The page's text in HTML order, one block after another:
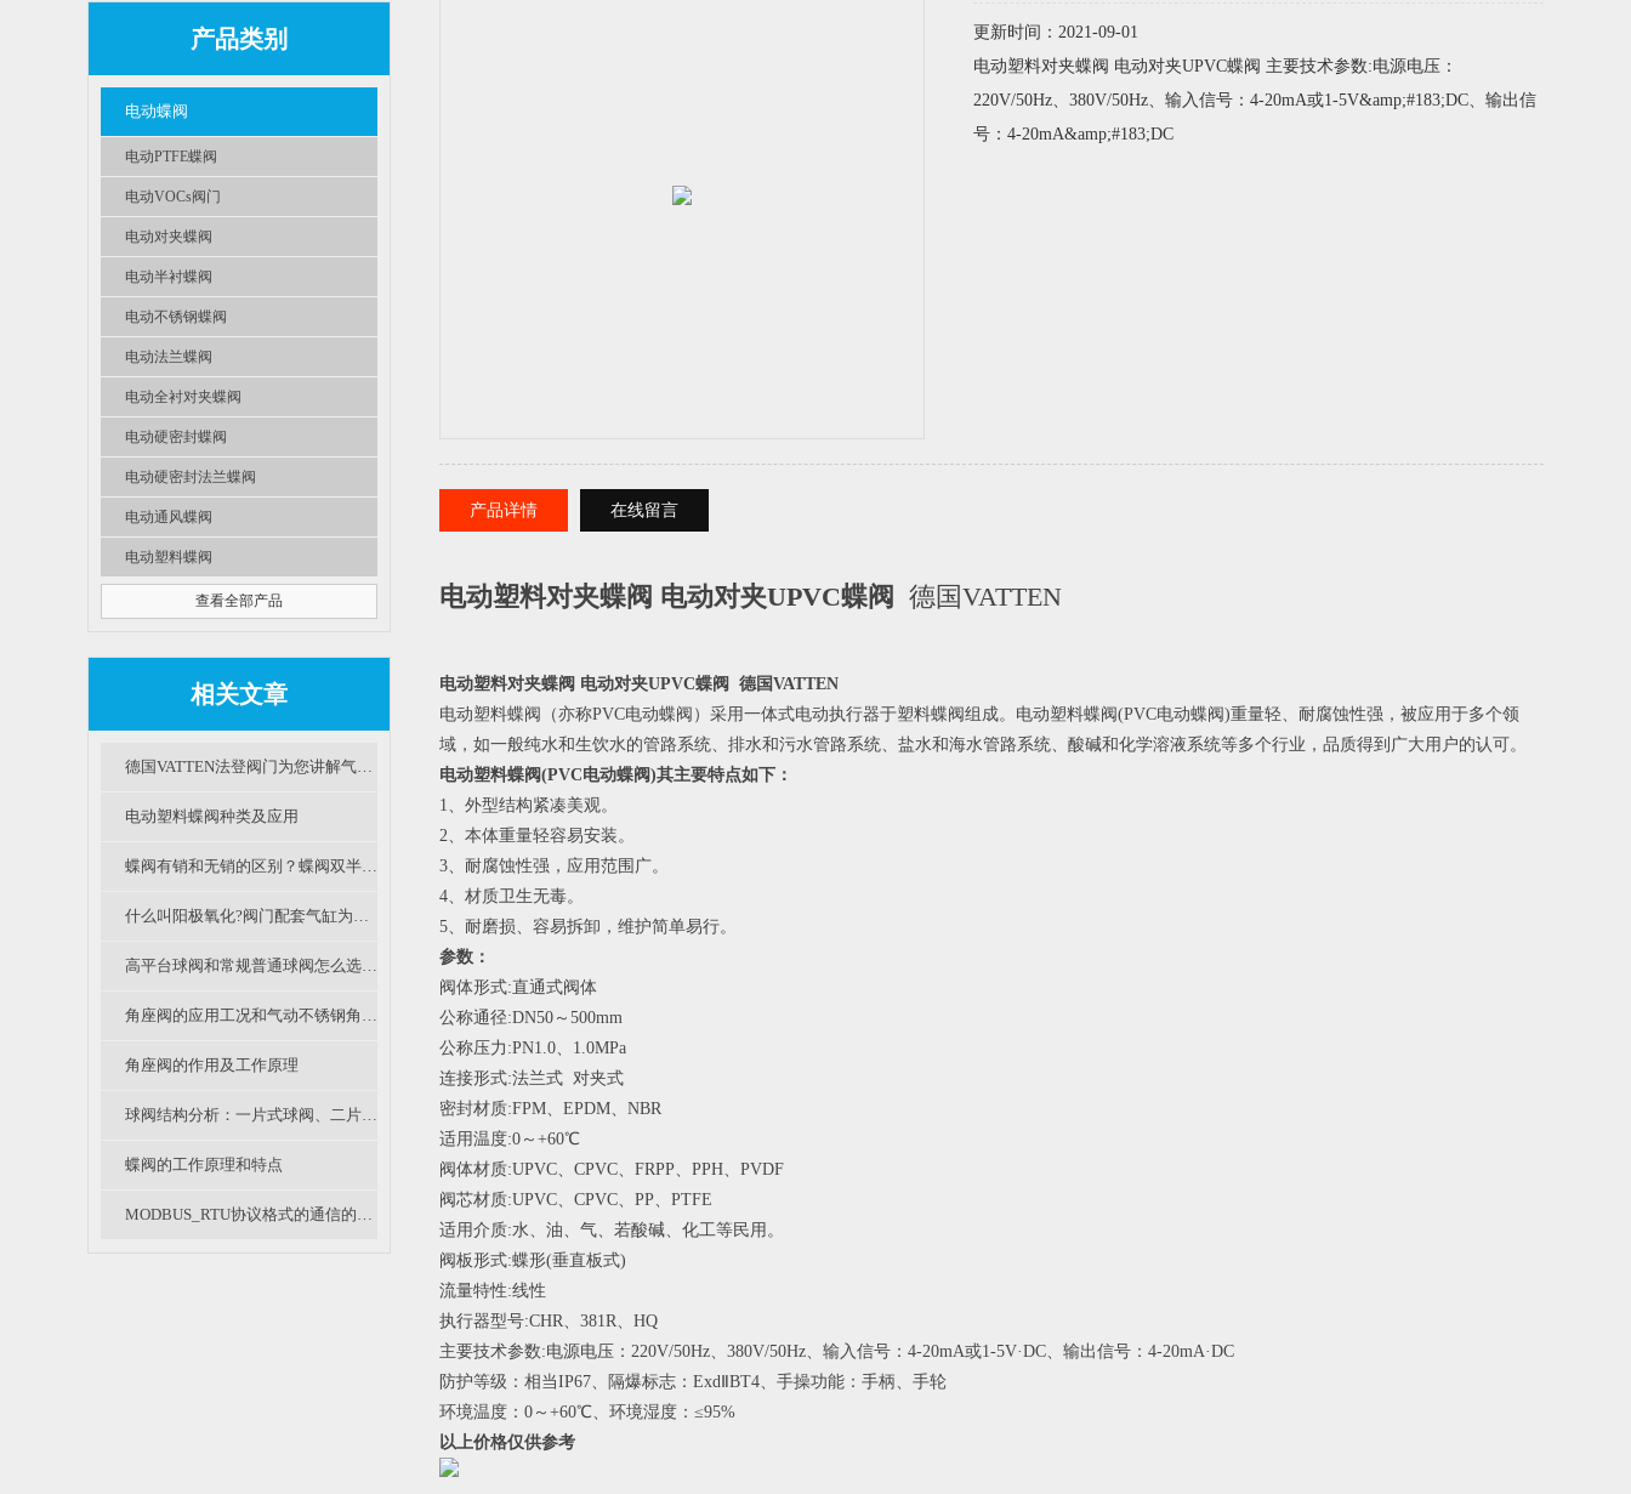
产品类别
电动蝶阀
电动PTFE蝶阀
电动VOCs阀门
电动对夹蝶阀
电动半衬蝶阀
电动不锈钢蝶阀
电动法兰蝶阀
电动全衬对夹蝶阀
电动硬密封蝶阀
电动硬密封法兰蝶阀
电动通风蝶阀
电动塑料蝶阀
查看全部产品
相关文章
德国VATTEN法登阀门为您讲解气动塑料蝶阀分类及选用
电动塑料蝶阀种类及应用
蝶阀有销和无销的区别？蝶阀双半轴和通轴的区别？
什么叫阳极氧化?阀门配套气缸为什么需要氧化处理？
高平台球阀和常规普通球阀怎么选？各有什么优缺点？
角座阀的应用工况和气动不锈钢角座阀结构特点
角座阀的作用及工作原理
球阀结构分析：一片式球阀、二片式球阀和三片式球阀的区别
蝶阀的工作原理和特点
MODBUS_RTU协议格式的通信的简单介绍
更新时间：2021-09-01
电动塑料对夹蝶阀 电动对夹UPVC蝶阀 主要技术参数:电源电压：
220V/50Hz、380V/50Hz、输入信号：4-20mA或1-5V&amp;#183;DC、输出信
号：4-20mA&amp;#183;DC
产品详情 在线留言
电动塑料对夹蝶阀 电动对夹UPVC蝶阀 德国VATTEN
电动塑料对夹蝶阀 电动对夹UPVC蝶阀
德国VATTEN
电动塑料蝶阀（亦称PVC电动蝶阀）采用一体式电动执行器于塑料蝶阀组成。电动塑料蝶阀(PVC电动蝶阀)重量轻、耐腐蚀性强，被应用于多个领
域，如一般纯水和生饮水的管路系统、排水和污水管路系统、盐水和海水管路系统、酸碱和化学溶液系统等多个行业，品质得到广大用户的认可。
电动塑料蝶阀(PVC电动蝶阀)其主要特点如下：
1、外型结构紧凑美观。
2、本体重量轻容易安装。
3、耐腐蚀性强，应用范围广。
4、材质卫生无毒。
5、耐磨损、容易拆卸，维护简单易行。
参数：
阀体形式:直通式阀体
公称通径:DN50～500mm
公称压力:PN1.0、1.0MPa
连接形式:法兰式  对夹式
密封材质:FPM、EPDM、NBR
适用温度:0～+60℃
阀体材质:UPVC、CPVC、FRPP、PPH、PVDF
阀芯材质:UPVC、CPVC、PP、PTFE
适用介质:水、油、气、若酸碱、化工等民用。
阀板形式:蝶形(垂直板式)
流量特性:线性
执行器型号:CHR、381R、HQ
主要技术参数:电源电压：220V/50Hz、380V/50Hz、输入信号：4-20mA或1-5V·DC、输出信号：4-20mA·DC
防护等级：相当IP67、隔爆标志：ExdⅡBT4、手操功能：手柄、手轮
环境温度：0～+60℃、环境湿度：≤95%
以上价格仅供参考